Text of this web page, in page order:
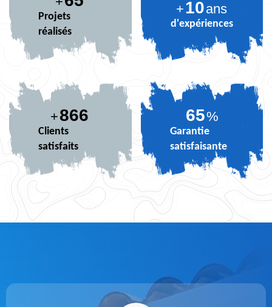
Projets
réalisés
+10ans
d'expériences
+866
Clients
satisfaits
80%
Garantie
satisfaisante